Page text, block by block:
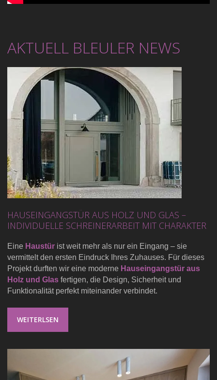
HAUSEINGANGSTÜR AUS HOLZ UND GLAS –
INDIVIDUELLE SCHREINERARBEIT MIT CHARAKTER
Eine Haustür ist weit mehr als nur ein Eingang – sie
vermittelt den ersten Eindruck Ihres Zuhauses. Für dieses
Projekt durften wir eine moderne Hauseingangstür aus
Holz und Glas fertigen, die Design, Sicherheit und
Funktionalität perfekt miteinander verbindet.
WEITERLSEN